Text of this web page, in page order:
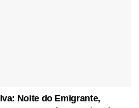
Noite do Emigrante,